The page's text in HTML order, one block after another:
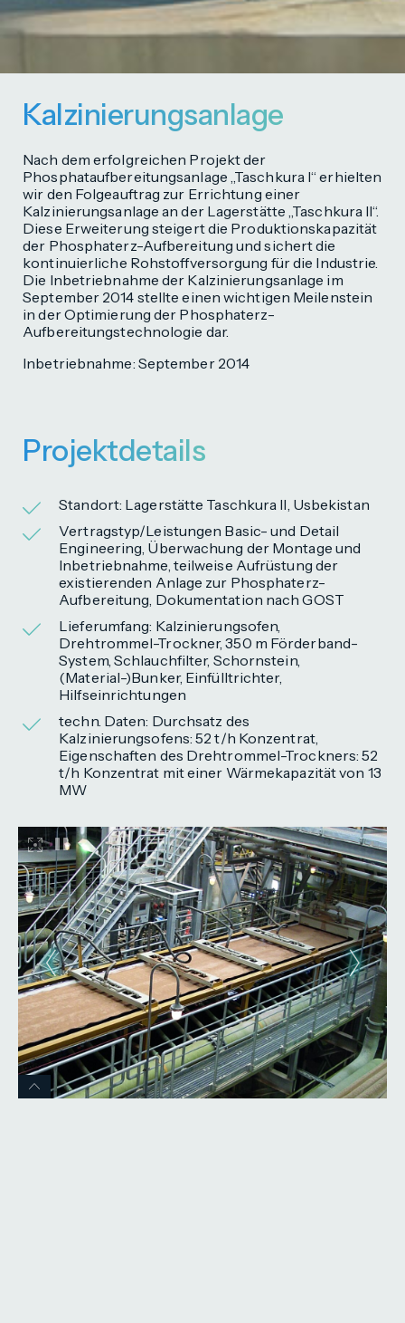
Kalz­inierungs­anlage
Nach dem erfolgreichen Projekt der
Phosphataufbereitungsanlage „Taschkura I“ erhielten
wir den Folgeauftrag zur Errichtung einer
Kalzinierungsanlage an der Lagerstätte „Taschkura II“.
Diese Erweiterung steigert die Produktionskapazität
der Phosphaterz-Aufbereitung und sichert die
kontinuierliche Rohstoffversorgung für die Industrie.
Die Inbetriebnahme der Kalzinierungsanlage im
September 2014 stellte einen wichtigen Meilenstein
in der Optimierung der Phosphaterz-
Aufbereitungstechnologie dar.
Inbetriebnahme: September 2014
Projektdetails
Standort: Lagerstätte Taschkura II, Usbekistan
Vertragstyp/Leistungen Basic- und Detail
Engineering, Überwachung der Montage und
Inbetriebnahme, teilweise Aufrüstung der
existierenden Anlage zur Phosphaterz-
Aufbereitung, Dokumentation nach GOST
Lieferumfang: Kalzinierungsofen,
Drehtrommel-Trockner, 350 m Förderband-
System, Schlauchfilter, Schornstein,
(Material-)Bunker, Einfülltrichter,
Hilfseinrichtungen
techn. Daten: Durchsatz des
Kalzinierungsofens: 52 t/h Konzentrat,
Eigenschaften des Drehtrommel-Trockners: 52
t/h Konzentrat mit einer Wärmekapazität von 13
MW